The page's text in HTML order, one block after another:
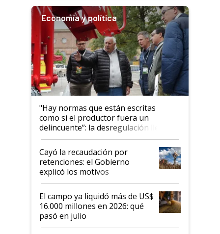
Economía y política
"Hay normas que están escritas
como si el productor fuera un
delincuente”: la desregulación llegó
al Congreso Aapresid y hasta se
habló del financiamiento al IPCVA
Cayó la recaudación por
retenciones: el Gobierno
explicó los motivos
El campo ya liquidó más de US$
16.000 millones en 2026: qué
pasó en julio